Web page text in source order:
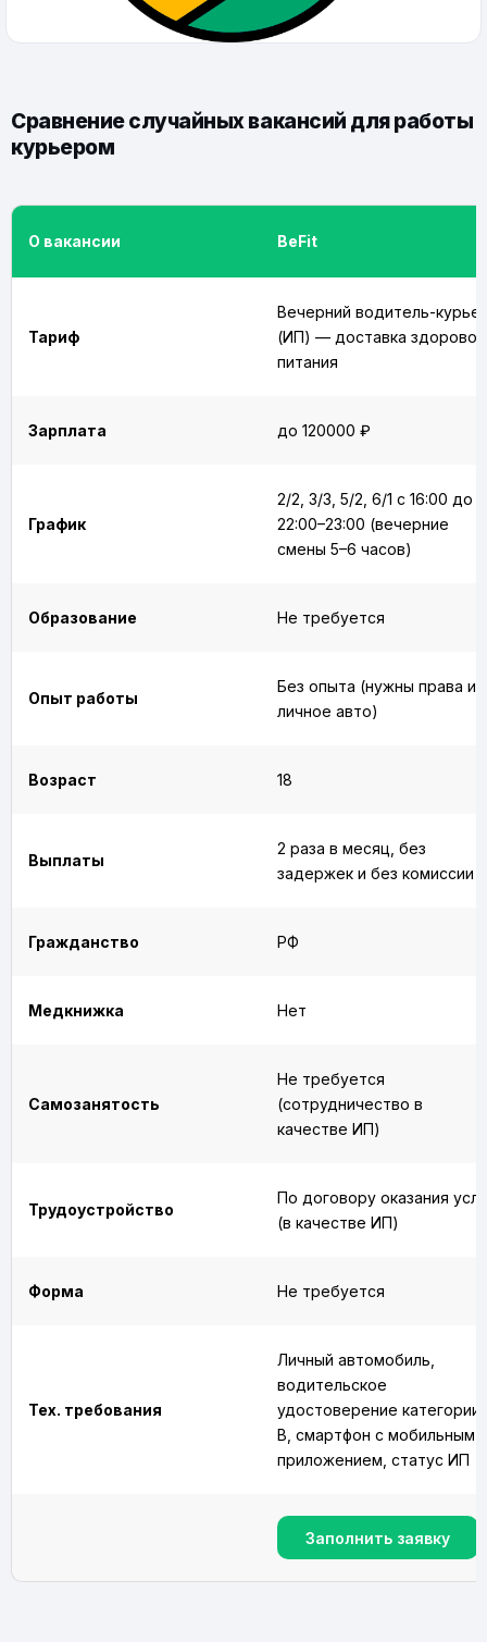
Сравнение случайных вакансий для работы
курьером
О вакансии BeFit
Тариф
Вечерний водитель-
(ИП) — доставка
питания
Зарплата до 120000 ₽
График
2/2, 3/3, 5/2, 6/1 с 16:00 до
22:00–23:00 (вечерние
смены 5–6 часов)
Образование Не требуется
Опыт работы
Без опыта (нужны права и
личное авто)
Возраст 18
Выплаты
2 раза в месяц, без
задержек и без комиссии
Гражданство РФ
Медкнижка Нет
Самозанятость
Не требуется
(сотрудничество в
качестве ИП)
Трудоустройство
По договору оказания
(в качестве ИП)
Форма Не требуется
Тех. требования
Личный автомобиль,
водительское
удостоверение категории
B, смартфон с мобильным
приложением, статус ИП
Заполнить заявку